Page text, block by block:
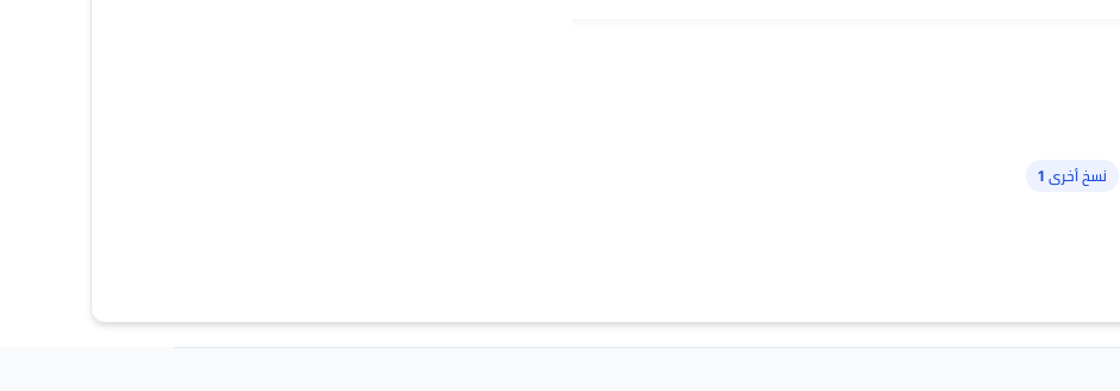
نسخ أخرى 1